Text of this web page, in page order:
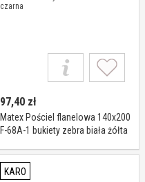
97,40 zł
Matex Pościel flanelowa 140x200
F-68A-1 bukiety zebra biała żółta
KARO